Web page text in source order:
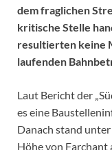
dem fraglichen
kritische Stelle
resultierten keine
laufenden
Laut Bericht der
es eine
Danach stand
Höhe von Farchant